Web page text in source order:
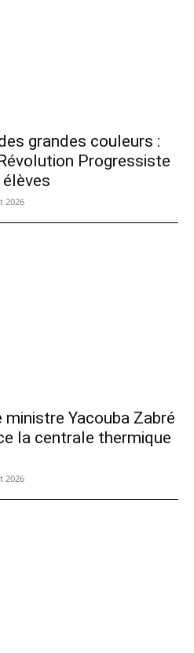
grandes couleurs :
Progressiste
2026
Yacouba Zabré
la centrale thermique
2026